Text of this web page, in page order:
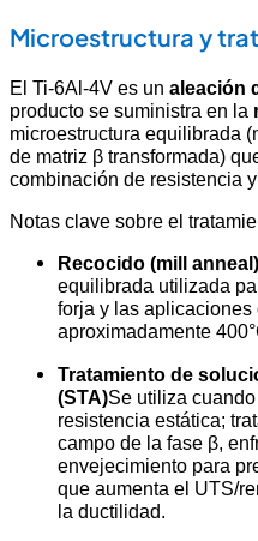
Microestructura y
El Ti-6Al-4V es un aleación
producto se suministra en la
microestructura equilibrada
de matriz β transformada)
combinación de resistencia
Notas clave sobre el
Recocido (mill anneal)
equilibrada utilizada
forja y las
aproximadamente
Tratamiento de
(STA)Se utiliza
resistencia estática;
campo de la fase β,
envejecimiento para
que aumenta el UTS/
la ductilidad.